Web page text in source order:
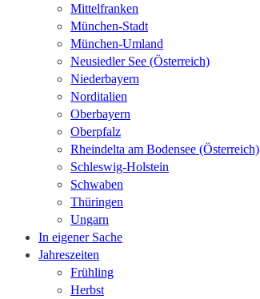
Mittelfranken
München-Stadt
München-Umland
Neusiedler See (Österreich)
Niederbayern
Norditalien
Oberbayern
Oberpfalz
Rheindelta am Bodensee (Österreich)
Schleswig-Holstein
Schwaben
Thüringen
Ungarn
In eigener Sache
Jahreszeiten
Frühling
Herbst